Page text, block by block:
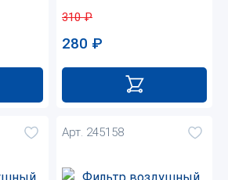
310₽
280 ₽
Арт. 245158